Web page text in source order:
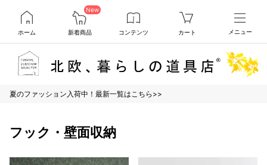
ホーム
New
新着商品 コンテンツ カート メニュー
夏のファッション入荷中！最新一覧はこちら>>
フック・壁面収納